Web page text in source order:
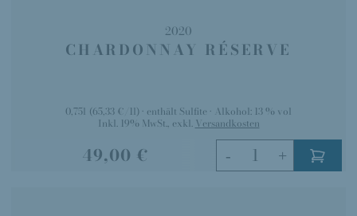
2020
CHARDONNAY RÉSERVE
0,75l (65,33 €/1l) enthält Sulfite Alkohol: 13 % vol
49,00 €
Inkl. 19% MwSt., exkl. Versandkosten
- +